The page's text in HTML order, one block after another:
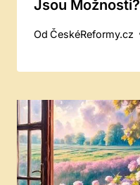
Jsou Možnosti?
Od ČeskéReformy.cz